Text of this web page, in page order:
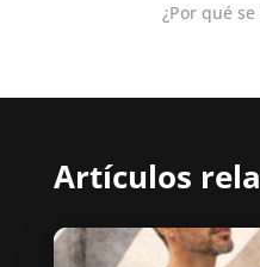
¿Por qué
Artículos